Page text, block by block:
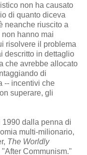
non ha causato
di quanto diceva
neanche riuscito a
hanno mai
risolvere il problema
descritto in dettaglio
che avrebbe allocato
di
-- incentivi che
superare, gli
dalla penna di
multi-milionario,
The Worldly
Communism."